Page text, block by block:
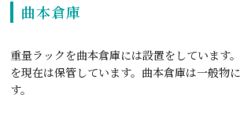
曲本倉庫
重量ラックを曲本倉庫には設置をしています
を現在は保管しています。曲本倉庫は⼀般物
す。